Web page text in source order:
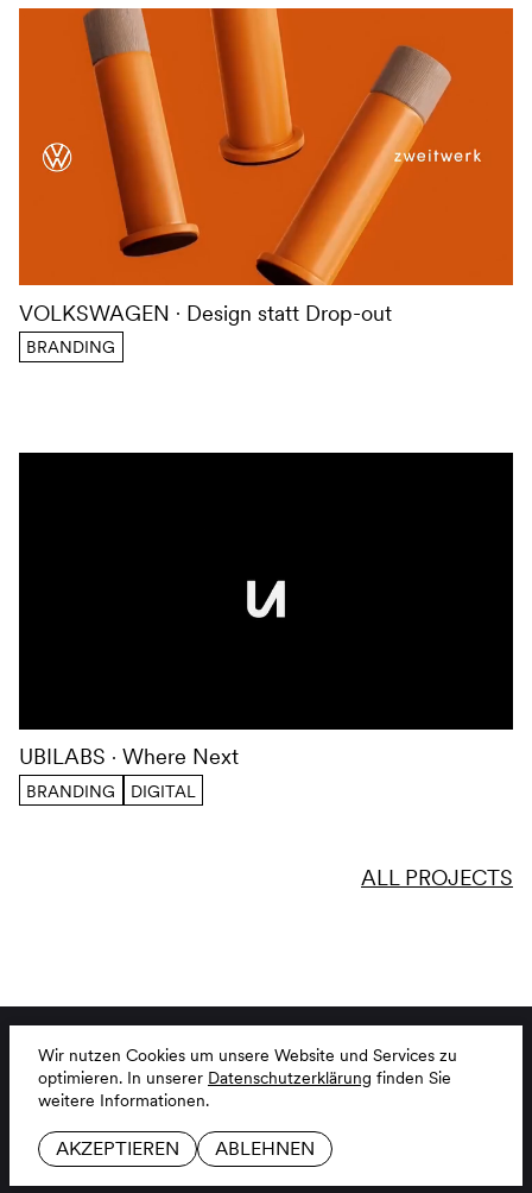
Wir nutzen Cookies um unsere Website und Services zu
optimieren. In unserer Datenschutzerklärung finden Sie
weitere Informationen.
AKZEPTIEREN ABLEHNEN
VOLKSWAGEN Design statt Drop-out
BRANDING
UBILABS Where Next
BRANDING DIGITAL
ALL PROJECTS
BRANDING AGENTUR
JOBS
GLOSSAR
LINKEDIN
INSTAGRAM
IMPRESSUM